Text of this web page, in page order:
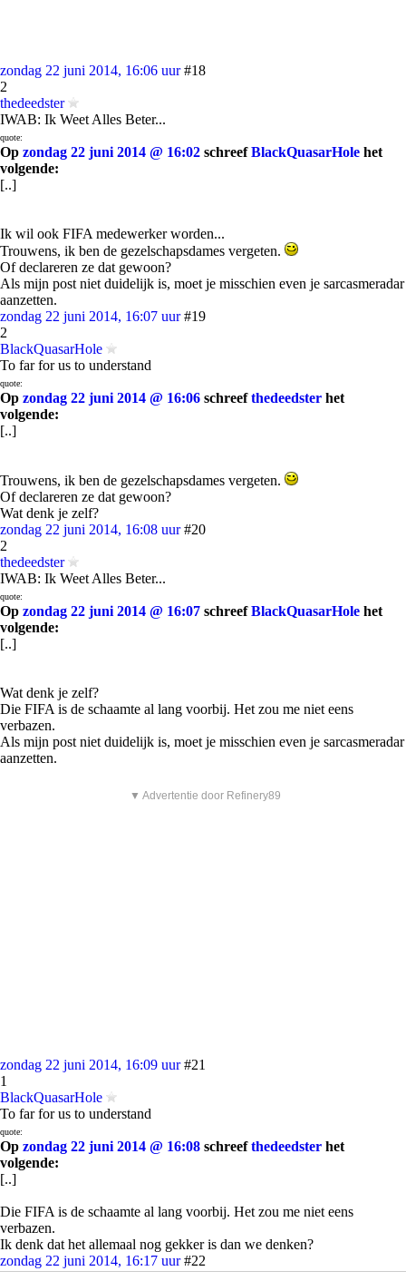
zondag 22 juni 2014, 16:06 uur #18
2
thedeedster
IWAB: Ik Weet Alles Beter...
quote:
Op zondag 22 juni 2014 @ 16:02 schreefBlackQuasarHole het
volgende:
[..]
Ik wil ook FIFA medewerker worden...
Trouwens, ik ben de gezelschapsdames vergeten.
Of declareren ze dat gewoon?
Als mijn post niet duidelijk is, moet je misschien even je sarcasmeradar
aanzetten.
zondag 22 juni 2014, 16:07 uur #19
2
BlackQuasarHole
To far for us to understand
quote:
Op zondag 22 juni 2014 @ 16:06 schreefthedeedster het
volgende:
[..]
Trouwens, ik ben de gezelschapsdames vergeten.
Of declareren ze dat gewoon?
Wat denk je zelf?
zondag 22 juni 2014, 16:08 uur #20
2
thedeedster
IWAB: Ik Weet Alles Beter...
quote:
Op zondag 22 juni 2014 @ 16:07 schreefBlackQuasarHole het
volgende:
[..]
Wat denk je zelf?
Die FIFA is de schaamte al lang voorbij. Het zou me niet eens
verbazen.
Als mijn post niet duidelijk is, moet je misschien even je sarcasmeradar
aanzetten.
▼ Advertentie door Refinery89
zondag 22 juni 2014, 16:09 uur #21
1
BlackQuasarHole
To far for us to understand
quote:
Op zondag 22 juni 2014 @ 16:08 schreefthedeedster het
volgende:
[..]
Die FIFA is de schaamte al lang voorbij. Het zou me niet eens
verbazen.
Ik denk dat het allemaal nog gekker is dan we denken?
zondag 22 juni 2014, 16:17 uur #22
6